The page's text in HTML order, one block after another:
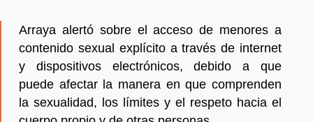
Arraya alertó sobre el acceso de menores a
contenido sexual explícito a través de internet
y dispositivos electrónicos, debido a que
puede afectar la manera en que comprenden
la sexualidad, los límites y el respeto hacia el